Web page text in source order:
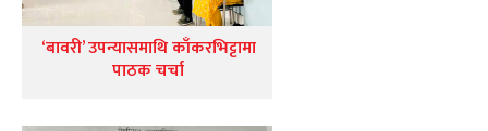
‘बावरी’ उपन्यासमाथि काँकरभिट्टामा
पाठक चर्चा